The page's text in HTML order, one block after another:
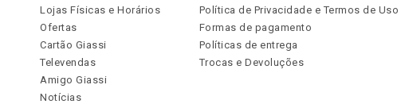
Lojas Físicas e Horários
Ofertas
Cartão Giassi
Televendas
Amigo Giassi
Notícias
Política de Privacidade e Termos de Uso
Formas de pagamento
Políticas de entrega
Trocas e Devoluções